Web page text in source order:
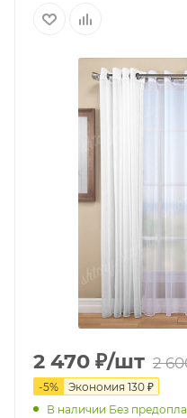
2 470 ₽/шт 2
-5% Экономия 130 ₽
В наличии Без